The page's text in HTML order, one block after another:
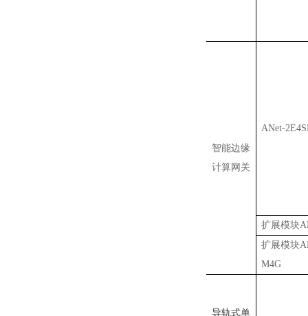
智能边缘
计算网关
ANet-
扩展模块
扩展模块
M4G
导轨式单